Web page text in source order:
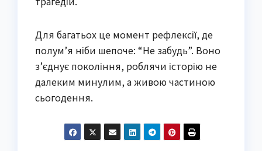
Для багатьох це момент рефлексії, де
полум’я ніби шепоче: “Не забудь”. Воно
з’єднує покоління, роблячи історію не
далеким минулим, а живою частиною
сьогодення.